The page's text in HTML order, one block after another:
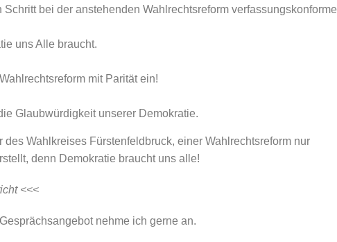
bei der anstehenden Wahlrechtsreform verfassungskonforme
uns Alle braucht.
mit Parität ein!
Glaubwürdigkeit unserer Demokratie.
des Wahlkreises Fürstenfeldbruck, einer Wahlrechtsreform nur
denn Demokratie braucht uns alle!
<<<
nehme ich gerne an.